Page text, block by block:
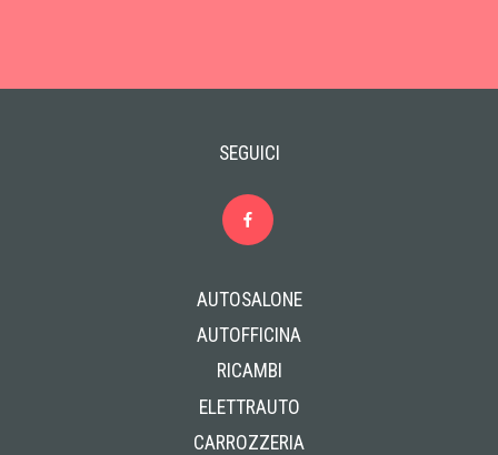
SEGUICI
AUTOSALONE
AUTOFFICINA
RICAMBI
ELETTRAUTO
CARROZZERIA